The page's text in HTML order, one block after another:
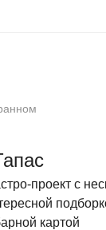
проект с
картой